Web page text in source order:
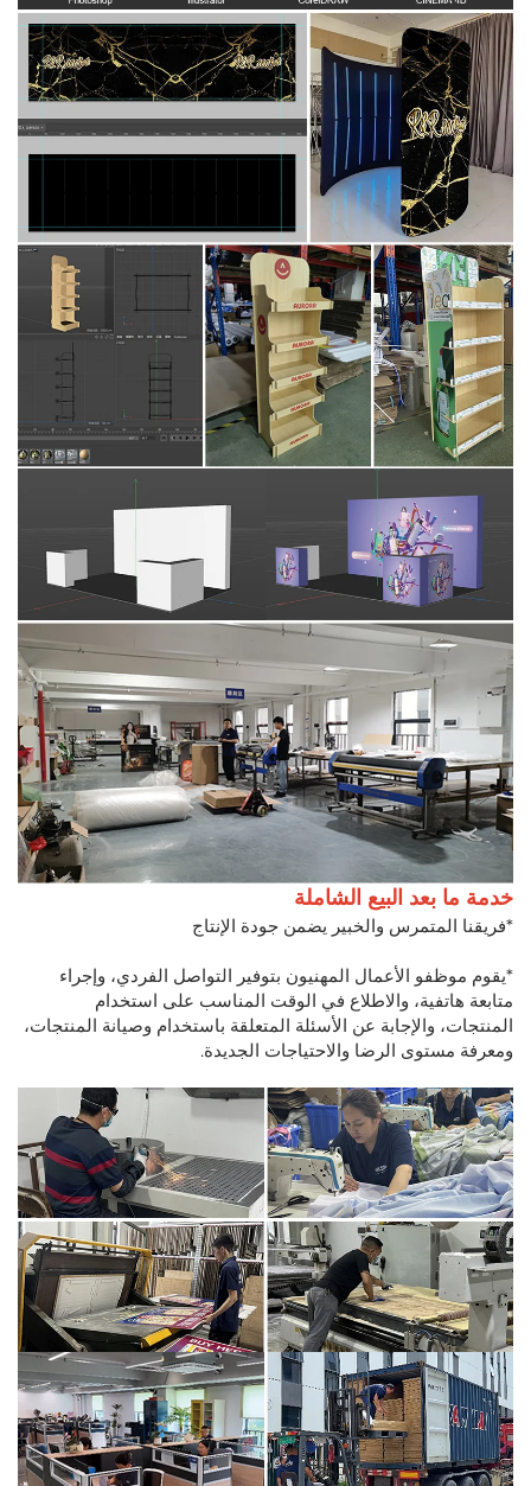
خدمة ما بعد البيع الشاملة
*فريقنا المتمرس والخبير يضمن جودة الإنتاج
*يقوم موظفو الأعمال المهنيون بتوفير التواصل الفردي، وإجراء
متابعة هاتفية، والاطلاع في الوقت المناسب على استخدام
المنتجات، والإجابة عن الأسئلة المتعلقة باستخدام وصيانة المنتجات،
ومعرفة مستوى الرضا والاحتياجات الجديدة.